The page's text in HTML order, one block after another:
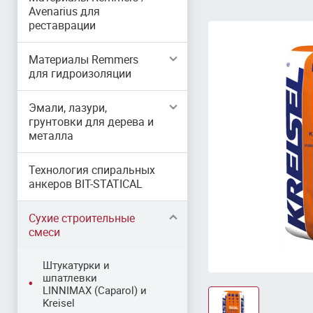
Avenarius для
реставрации
Материалы Remmers
для гидроизоляции
Эмали, лазури,
грунтовки для дерева и
металла
Технология спиральных
анкеров BIT-STATICAL
Сухие строительные
смеси
Штукатурки и
шпатлевки
LINNIMAX (Caparol) и
Kreisel